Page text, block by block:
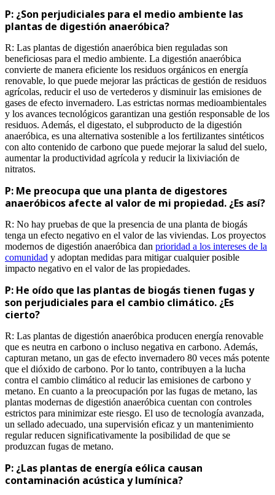
P: ¿Son perjudiciales para el medio ambiente las
plantas de digestión anaeróbica?
R: Las plantas de digestión anaeróbica bien reguladas son
beneficiosas para el medio ambiente. La digestión anaeróbica
convierte de manera eficiente los residuos orgánicos en energía
renovable, lo que puede mejorar las prácticas de gestión de residuos
agrícolas, reducir el uso de vertederos y disminuir las emisiones de
gases de efecto invernadero. Las estrictas normas medioambientales
y los avances tecnológicos garantizan una gestión responsable de los
residuos. Además, el digestato, el subproducto de la digestión
anaeróbica, es una alternativa sostenible a los fertilizantes sintéticos
con alto contenido de carbono que puede mejorar la salud del suelo,
aumentar la productividad agrícola y reducir la lixiviación de
nitratos.
P: Me preocupa que una planta de digestores
anaeróbicos afecte al valor de mi propiedad. ¿Es así?
R: No hay pruebas de que la presencia de una planta de biogás
tenga un efecto negativo en el valor de las viviendas. Los proyectos
modernos de digestión anaeróbica dan prioridad a los intereses de la
comunidad y adoptan medidas para mitigar cualquier posible
impacto negativo en el valor de las propiedades.
P: He oído que las plantas de biogás tienen fugas y
son perjudiciales para el cambio climático. ¿Es
cierto?
R: Las plantas de digestión anaeróbica producen energía renovable
que es neutra en carbono o incluso negativa en carbono. Además,
capturan metano, un gas de efecto invernadero 80 veces más potente
que el dióxido de carbono. Por lo tanto, contribuyen a la lucha
contra el cambio climático al reducir las emisiones de carbono y
metano. En cuanto a la preocupación por las fugas de metano, las
plantas modernas de digestión anaeróbica cuentan con controles
estrictos para minimizar este riesgo. El uso de tecnología avanzada,
un sellado adecuado, una supervisión eficaz y un mantenimiento
regular reducen significativamente la posibilidad de que se
produzcan fugas de metano.
P: ¿Las plantas de energía eólica causan
contaminación acústica y lumínica?